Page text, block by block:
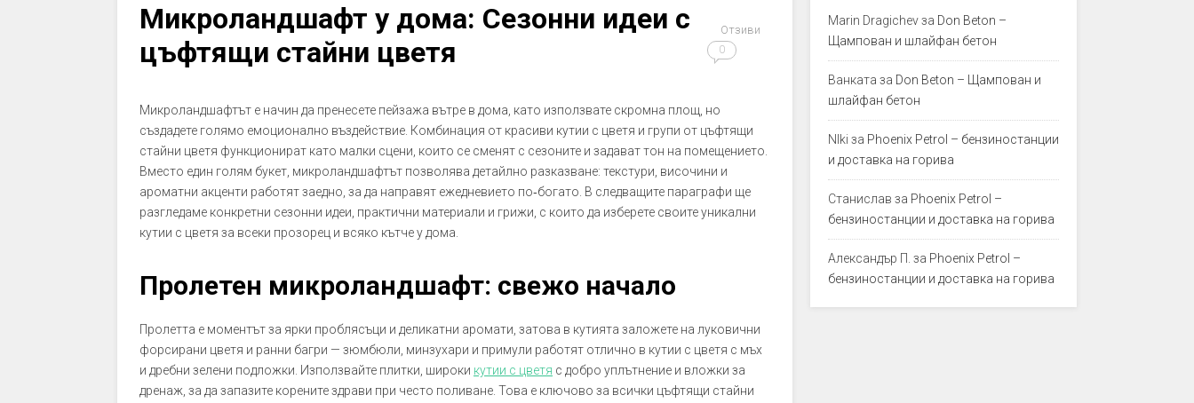
Микроландшафт у дома: Сезонни идеи с
цъфтящи стайни цветя
Отзиви
0
Микроландшафтът е начин да пренесете пейзажа вътре в дома, като използвате скромна площ, но
създадете голямо емоционално въздействие. Комбинация от красиви кутии с цветя и групи от цъфтящи
стайни цветя функционират като малки сцени, които се сменят с сезоните и задават тон на помещението.
Вместо един голям букет, микроландшафтът позволява детайлно разказване: текстури, височини и
ароматни акценти работят заедно, за да направят ежедневието по‑богато. В следващите параграфи ще
разгледаме конкретни сезонни идеи, практични материали и грижи, с които да изберете своите уникални
кутии с цветя за всеки прозорец и всяко кътче у дома.
Пролетен микроландшафт: свежо начало
Пролетта е моментът за ярки проблясъци и деликатни аромати, затова в кутията заложете на луковични
форсирани цветя и ранни багри — зюмбюли, минзухари и примули работят отлично в кутии с цветя с мъх
и дребни зелени подложки. Използвайте плитки, широки кутии с цветя с добро уплътнение и вложки за
дренаж, за да запазите корените здрави при често поливане. Това е ключово за всички цъфтящи стайни
Marin Dragichevза Don Beton –
Щампован и шлайфан бетон
Ванката за Don Beton – Щампован и
шлайфан бетон
NIki за Phoenix Petrol – бензиностанции
и доставка на горива
Станислав за Phoenix Petrol –
бензиностанции и доставка на горива
Александър П. за Phoenix Petrol –
бензиностанции и доставка на горива